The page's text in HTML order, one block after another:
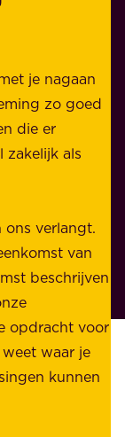
je nagaan
zo goed
die er
zakelijk als
ons verlangt.
van
beschrijven
opdracht voor
waar je
kunnen